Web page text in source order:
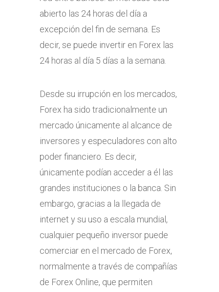
abierto las 24 horas del día a
excepción del fin de semana. Es
decir, se puede invertir en Forex las
24 horas al día 5 días a la semana.
Desde su irrupción en los mercados,
Forex ha sido tradicionalmente un
mercado únicamente al alcance de
inversores y especuladores con alto
poder financiero. Es decir,
únicamente podían acceder a él las
grandes instituciones o la banca. Sin
embargo, gracias a la llegada de
internet y su uso a escala mundial,
cualquier pequeño inversor puede
comerciar en el mercado de Forex,
normalmente a través de compañías
de Forex Online, que permiten